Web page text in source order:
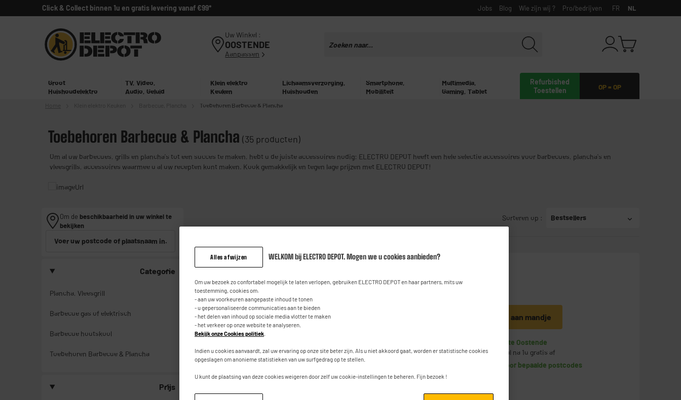
Click & Collect binnen 1u en gratis levering vanaf €99* Jobs Blog Wie zijn wij ? Pro/bedrijven FR NL
Uw Winkel :
OOSTENDE
Aanpassen
OP = OP
Refurbished
Toestellen
Groot
Huishoudelektro
TV, Video,
Audio, Geluid
Klein elektro
Keuken
Lichaamsverzorging,
Huishouden
Smartphone,
Mobiliteit
Multimedia,
Gaming, Tablet
Barbecue, Plancha Toebehoren Barbecue & Plancha
Toebehoren Barbecue & Plancha (35 producten)
Om al uw barbecues, grills en plancha's tot een succes te maken, hebt u de juiste accessoires nodig: ELECTRO DEPOT heeft een hele selectie accessoires voor barbecues, plancha's en
vleesgrills, accessoires waarmee u al uw recepten kunt maken. Kook gemakkelijk en tegen lage prijzen met ELECTRO DEPOT!
Om de beschikbaarheid in uw winkel te
bekijken
Voer uw postcode of plaatsnaam in.
Categorie
Plancha, Vleesgrill
Barbecue gas of elektrisch
Barbecue houtskool
Toebehoren Barbecue & Plancha
Prijs
Sorteren op : Bestsellers
★★★★★
★★★★★
13
Toevoegen aan mandje
Op voorraad te Oostende
Bestel en haal na 1u gratis af
Leverbaar voor bepaalde postcodes
Alles afwijzen WELKOM bij ELECTRO DEPOT. Mogen we u cookies aanbieden?
Om uw bezoek zo confortabel mogelijk te laten verlopen, gebruiken ELECTRO DEPOT en haar partners, mits uw
toestemming, cookies om:
- aan uw voorkeuren aangepaste inhoud te tonen
- u gepersonaliseerde communicaties aan te bieden
- het delen van inhoud op sociale media vlotter te maken
- het verkeer op onze website te analyseren.
Bekijk onze Cookies politiek
Indien u cookies aanvaardt, zal uw ervaring op onze site beter zijn. Als u niet akkoord gaat, worden er statistische cookies
opgeslagen om anonieme statistieken van uw surfgedrag op te stellen.
U kunt de plaatsing van deze cookies weigeren door zelf uw cookie-instellingen te beheren. Fijn bezoek !